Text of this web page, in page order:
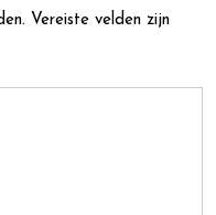
Vereiste velden zijn